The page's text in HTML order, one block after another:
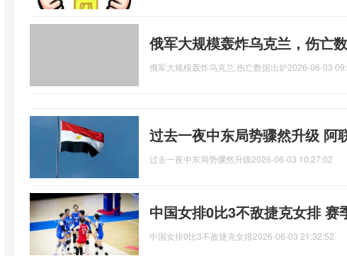
俄军大规模轰炸乌克兰，伤亡
俄军大规模轰炸乌克兰,伤亡数据出炉2026-06-03
过去一夜中东局势骤然升级 阿
过去一夜中东局势骤然升级2026-06-03 10:27:02
中国女排0比3不敌捷克女排 赛
中国女排0比3不敌捷克女排2026-06-03 21:32:52